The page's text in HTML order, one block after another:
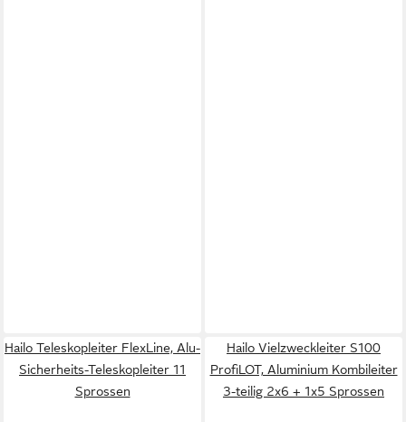
Hailo Teleskopleiter FlexLine, Alu-
Sicherheits-Teleskopleiter 11
Sprossen
Hailo Vielzweckleiter S100
ProfiLOT, Aluminium Kombileiter
3-teilig 2x6 + 1x5 Sprossen